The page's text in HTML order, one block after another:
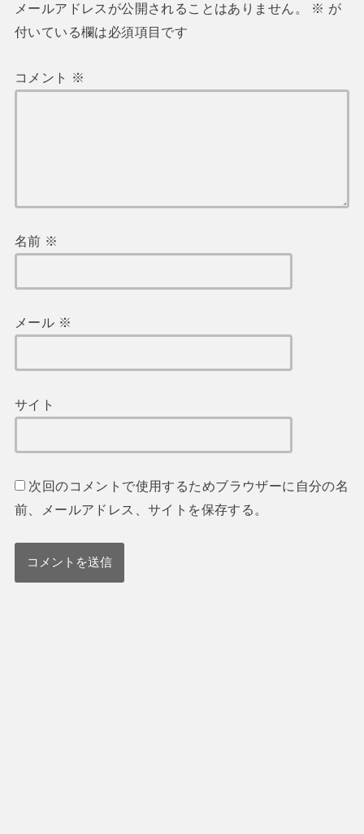
メールアドレスが公開されることはありません。 ※ が
付いている欄は必須項目です
コメント ※
名前 ※
メール ※
サイト
次回のコメントで使用するためブラウザーに自分の名
前、メールアドレス、サイトを保存する。